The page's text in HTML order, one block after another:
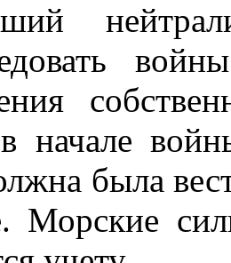
начале
была
Морские